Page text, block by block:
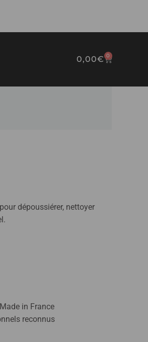
0,00€ 0
PANIER
dépoussiérer, nettoyer
Made in France
reconnus